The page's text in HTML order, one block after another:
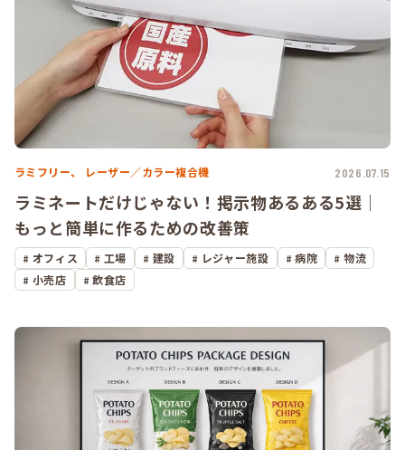
ラミフリー、 レーザー／カラー複合機 2026.07.15
ラミネートだけじゃない！掲示物あるある5選｜
もっと簡単に作るための改善策
オフィス 工場 建設 レジャー施設 病院
物流
小売店
飲食店